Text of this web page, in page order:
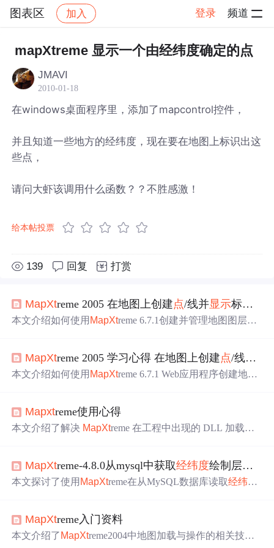
图表区 加入 登录 频道
图表区 帖子详情
mapXtreme 显示一个由经纬度确定的点
JMAVI
2010-01-18
在windows桌面程序里，添加了mapcontrol控件，
并且知道一些地方的经纬度，现在要在地图上标识出这
些点，
请问大虾该调用什么函数？？不胜感激！
给本帖投票
139 回复 打赏
MapXtreme 2005 在地图上创建点/线并显示标注(五)
本文介绍如何使用 MapXtreme 6.7.1创建并管理地图图层，
MapXtreme 2005 学习心得 在地图上创建点/线并
本文介绍如何使用 MapXtreme 6.7.1 Web应用程序创建地图
Mapxtreme使用心得
本文介绍了解决 MapXtreme 在工程中出现的 DLL 加载问
MapXtreme-4.8.0从mysql中获取经纬度绘制层的问题
本文探讨了使用 MapXtreme在从MySQL数据库读取经纬度
使用限制。
MapXtreme入门资料
本文介绍了 MapXtreme2004中地图加载与操作的相关技